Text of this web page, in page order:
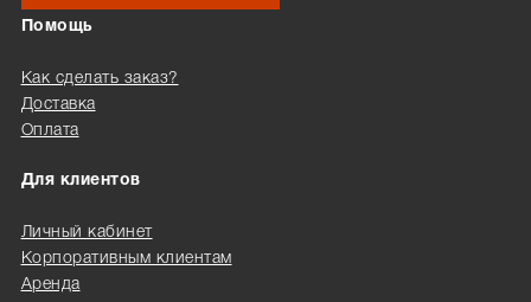
Помощь
Как сделать заказ?
Доставка
Оплата
Для клиентов
Личный кабинет
Корпоративным клиентам
Аренда